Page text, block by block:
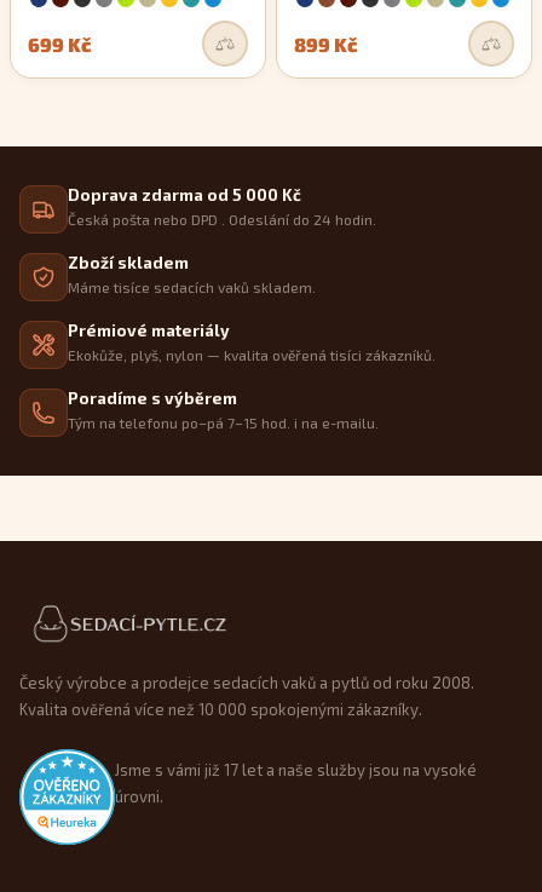
699 Kč 899 Kč
Doprava zdarma od 5 000 Kč
Česká pošta nebo DPD . Odeslání do 24 hodin.
Zboží skladem
Máme tisíce sedacích vaků skladem.
Prémiové materiály
Ekokůže, plyš, nylon — kvalita ověřená tisíci zákazníků.
Poradíme s výběrem
Tým na telefonu po–pá 7–15 hod. i na e-mailu.
Patička webu
Český výrobce a prodejce sedacích vaků a pytlů od roku 2008.
Kvalita ověřená více než 10 000 spokojenými zákazníky.
Jsme s vámi již 17 let a naše služby jsou na vysoké
úrovni.